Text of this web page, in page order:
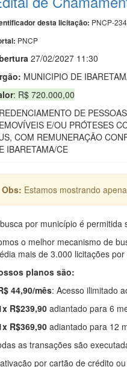
desta licitação: PNCP-
PNCP
ura 27/02/2027 11:30
MUNICIPIO DE
: R$ 720.000,00
DE
E/OU PRÓTESES
COM REMUNERAÇÃO
IBARETAMA/CE
Obs: Estamos mostrando
por município é permitida
o melhor mecanismo de
mais de 3.000 licitações por
planos são:
44,90/mês: Acesso ilimitado
R$239,90adiantado para 6
R$369,90adiantado para 12
as transações são
por cartão de crédito